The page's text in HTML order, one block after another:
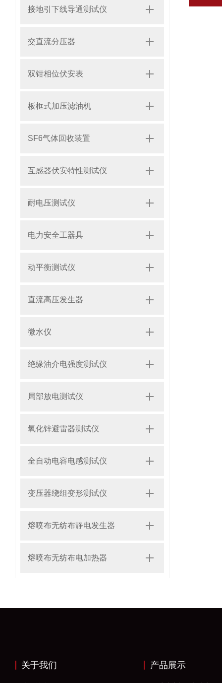
接地引下线导通测试仪
交直流分压器
双钳相位伏安表
板框式加压滤油机
SF6气体回收装置
互感器伏安特性测试仪
耐电压测试仪
电力安全工器具
动平衡测试仪
直流高压发生器
微水仪
绝缘油介电强度测试仪
局部放电测试仪
氧化锌避雷器测试仪
全自动电容电感测试仪
变压器绕组变形测试仪
熔喷布无纺布静电发生器
熔喷布无纺布电加热器
关于我们 产品展示